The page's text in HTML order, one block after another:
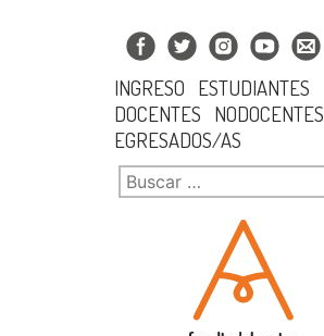
INGRESO
ESTUDIANTES
DOCENTES
NODOCENTES
EGRESADOS/AS